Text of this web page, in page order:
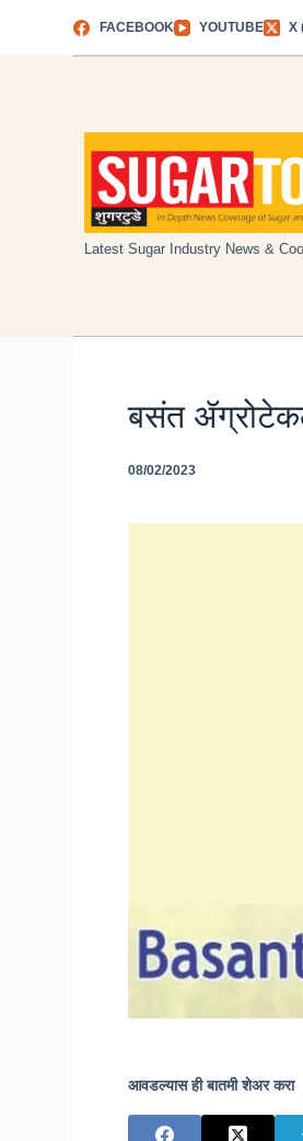
FACEBOOK YOUTUBE X
Latest Sugar Industry News &
बसंत
08/02/2023
आवडल्यास ही बातमी शेअर करा